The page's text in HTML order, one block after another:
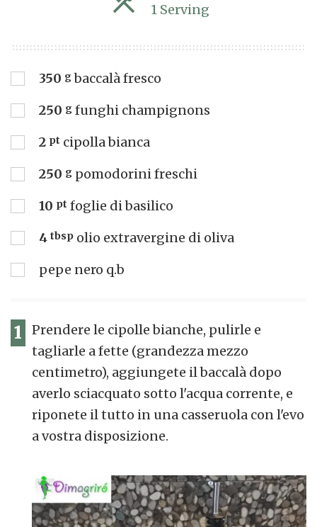
1 ServingServings
350 g baccalà fresco
250 g funghi champignons
2 pt cipolla bianca
250 g pomodorini freschi
10 pt foglie di basilico
4 tbsp olio extravergine di oliva
pepe nero q.b
1
Prendere le cipolle bianche, pulirle e
tagliarle a fette (grandezza mezzo
centimetro), aggiungete il baccalà dopo
averlo sciacquato sotto l'acqua corrente, e
riponete il tutto in una casseruola con l'evo
a vostra disposizione.